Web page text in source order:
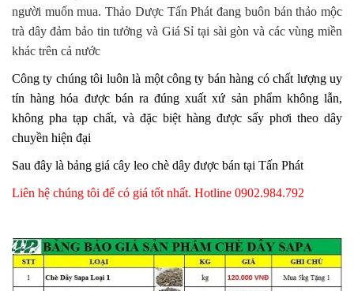
người muốn mua. Thảo Dược Tấn Phát đang buôn bán thảo mộc
trà dây đảm bảo tin tưởng và Giá Sỉ tại sài gòn và các vùng miền
khác trên cả nước
Công ty chúng tôi luôn là một công ty bán hàng có chất lượng uy
tín hàng hóa được bán ra đúng xuất xứ sản phẩm không lẫn,
không pha tạp chất, và đặc biệt hàng được sấy phơi theo dây
chuyền hiện đại
Sau đây là bảng giá cây leo chè dây được bán tại Tấn Phát
Liên hệ chúng tôi để có giá tốt nhất. Hotline 0902.984.792